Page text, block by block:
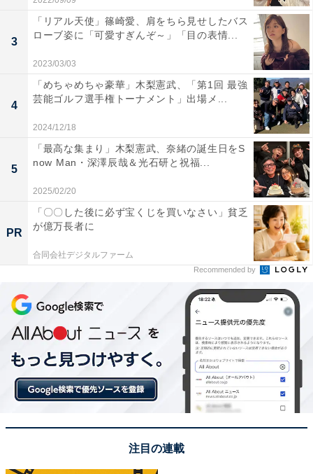
3
「リアル天使」篠崎愛、肩をちら見せしたバス
ローブ姿に「可愛すぎんぞ～」「目の表情...
2023/03/03
4
「めちゃめちゃ豪華」木梨憲武、「第1回 最強
芸能ゴルフ選手権トーナメント」出場メ...
2024/12/18
5
「最高な集まり」木梨憲武、奈緒の誕生日をS
now Man・深澤辰哉＆光石研と祝福...
2025/02/20
PR
「〇〇した後に必ず宝くじを買いなさい」貧乏
が億万長者に
合同会社デジタルファーム
Recommended by
注目の連載